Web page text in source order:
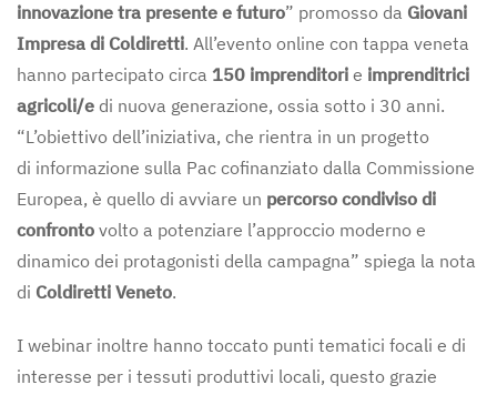
innovazione tra presente e futuro” promosso da Giovani
Impresa di Coldiretti. All’evento online con tappa veneta
hanno partecipato circa 150 imprenditori e imprenditrici
agricoli/e di nuova generazione, ossia sotto i 30 anni.
“L’obiettivo dell’iniziativa, che rientra in un progetto
di informazione sulla Pac cofinanziato dalla Commissione
Europea, è quello di avviare un percorso condiviso di
confronto volto a potenziare l’approccio moderno e
dinamico dei protagonisti della campagna” spiega la nota
di Coldiretti Veneto.
I webinar inoltre hanno toccato punti tematici focali e di
interesse per i tessuti produttivi locali, questo grazie